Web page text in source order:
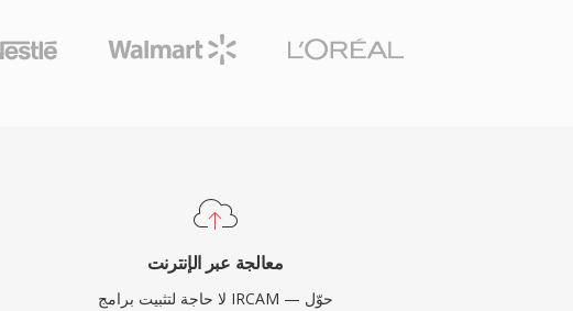
معالجة عبر الإنترنت
لا حاجة لتثبيت برامج IRCAM — حوّل